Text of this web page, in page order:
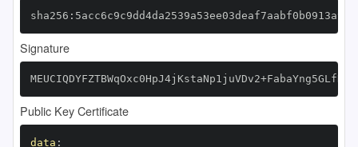
Signature
Public Key Certificate
data :